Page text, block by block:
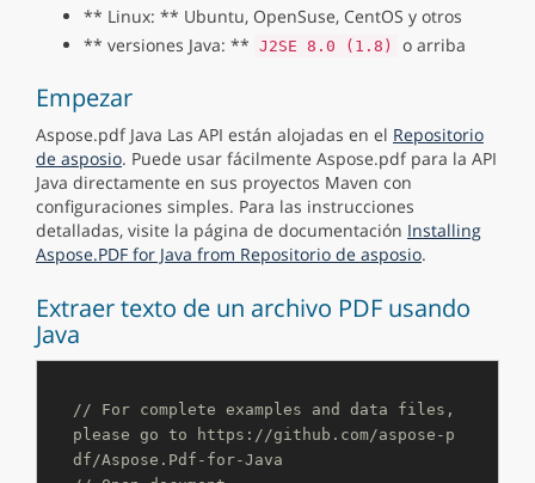
** Linux: ** Ubuntu, OpenSuse, CentOS y otros
** versiones Java: ** J2SE 8.0 (1.8) o arriba
Empezar
Aspose.pdf Java Las API están alojadas en el Repositorio
de asposio. Puede usar fácilmente Aspose.pdf para la API
Java directamente en sus proyectos Maven con
configuraciones simples. Para las instrucciones
detalladas, visite la página de documentación Installing
Aspose.PDF for Java from Repositorio de asposio.
Extraer texto de un archivo PDF usando
Java
// For complete examples and data files,
please go to https://github.com/aspose-p
df/Aspose.Pdf-for-Java